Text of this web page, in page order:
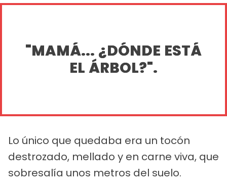
"MAMÁ... ¿DÓNDE ESTÁ
EL ÁRBOL?".
Lo único que quedaba era un tocón
destrozado, mellado y en carne viva, que
sobresalía unos metros del suelo.